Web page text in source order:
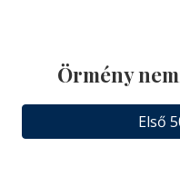
Örmény
Első